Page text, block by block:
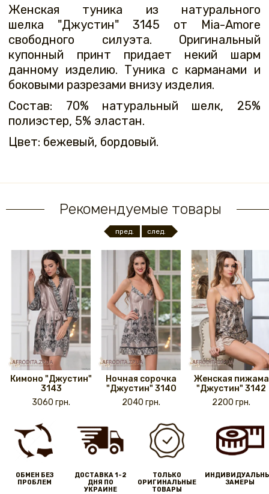
Женская туника из натурального
шелка "Джустин" 3145 от Mia-Amore
свободного силуэта. Оригинальный
купонный принт придает некий шарм
данному изделию. Туника с карманами и
боковыми разрезами внизу изделия.
Состав: 70% натуральный шелк, 25%
полиэстер, 5% эластан.
Цвет: бежевый, бордовый.
Рекомендуемые товары
пред. след.
Кимоно "Джустин"
3143
3060 грн.
Ночная сорочка
"Джустин" 3140
2040 грн.
Женская пижама
"Джустин" 3142
2200 грн.
ОБМЕН БЕЗ
ПРОБЛЕМ
ДОСТАВКА 1-2
ДНЯ ПО
УКРАИНЕ
ТОЛЬКО
ОРИГИНАЛЬНЫЕ
ТОВАРЫ
ЗАМЕРЫ